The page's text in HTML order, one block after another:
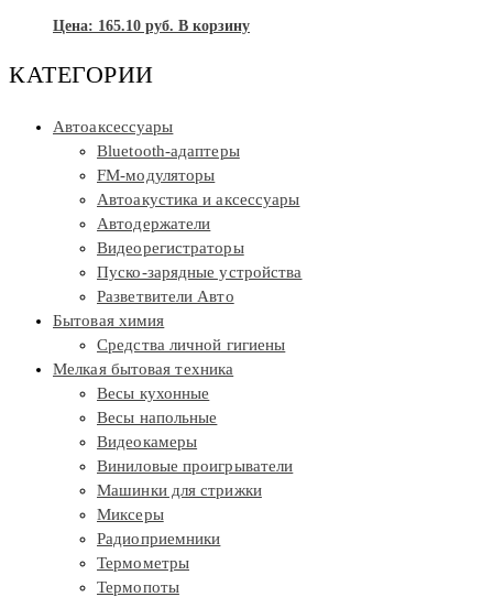
Цена: 165.10 руб. В корзину
КАТЕГОРИИ
Автоаксессуары
Bluetooth-адаптеры
FM-модуляторы
Автоакустика и аксессуары
Автодержатели
Видеорегистраторы
Пуско-зарядные устройства
Разветвители Авто
Бытовая химия
Средства личной гигиены
Мелкая бытовая техника
Весы кухонные
Весы напольные
Видеокамеры
Виниловые проигрыватели
Машинки для стрижки
Миксеры
Радиоприемники
Термометры
Термопоты